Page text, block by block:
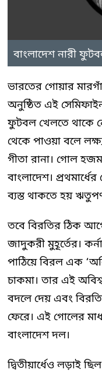
বাংলাদেশ নারী
ভারতের গোয়ার
অনুষ্ঠিত এই
ফুটবল খেলতে থাকে
থেকে পাওয়া বলে
গীতা রানা। গোল
বাংলাদেশ।
ব্যস্ত থাকতে হয়
তবে বিরতির ঠিক
জাদুকরী মুহূর্তের।
পাঠিয়ে বিরল এক
চাকমা। তার এই
বদলে দেয় এবং
ফেরে। এই গোলের
বাংলাদেশ দল।
দ্বিতীয়ার্ধেও লড়াই